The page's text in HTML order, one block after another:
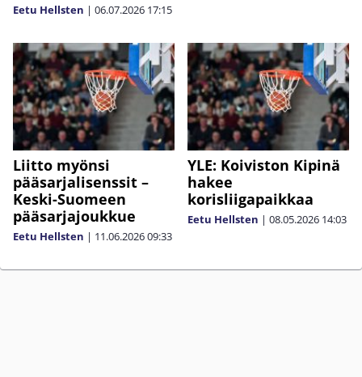
Eetu Hellsten | 06.07.2026 17:15
Liitto myönsi
pääsarjalisenssit –
Keski-Suomeen
pääsarjajoukkue
Eetu Hellsten | 11.06.202609:33
YLE: Koiviston Kipinä
hakee
korisliigapaikkaa
Eetu Hellsten | 08.05.2026 14:03